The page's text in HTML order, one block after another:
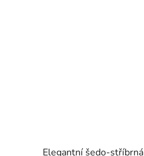
Elegantní šedo-